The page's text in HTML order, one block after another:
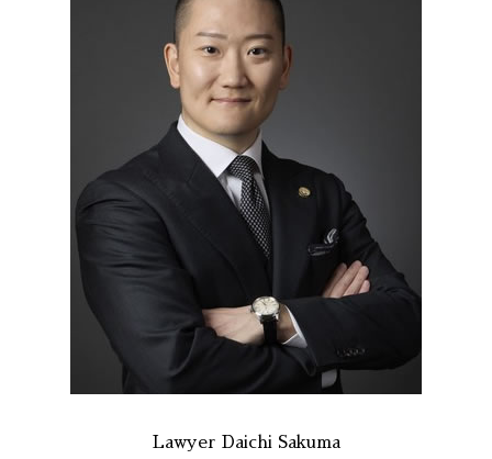
借金 個人再生 条件
セクハラ パワハラ
企業法務 とは
戦略法務 とは
残業代 未払い
誹謗中傷 逮捕
過払い金請求 23区 相談
マルチ商法 東京都 弁護士
債務整理 全国 相談
架空請求 港区 相談
不当請求 港区 相談
労働問題 東京都 相談
任意整理 23区 弁護士
債務整理 23区 弁護士
労働問題 港区 弁護士
通販 詐欺 全国 相談
誹謗中傷 渋谷区
Lawyer Daichi Sakuma